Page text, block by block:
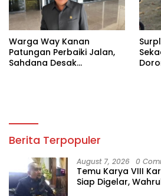
Warga Way Kanan
Patungan Perbaiki Jalan,
Sahdana Desak
Berita Terpopuler
August 7, 2026 0
Temu Karya VIII
Siap Digelar,